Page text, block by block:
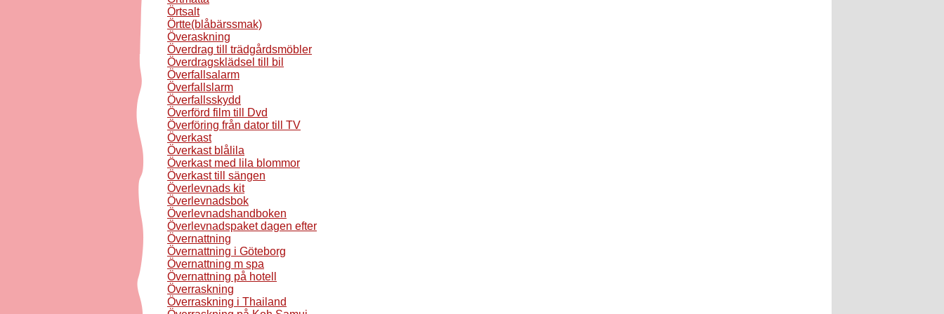
Örtsalt
Örtte(blåbärssmak)
Överaskning
Överdrag till trädgårdsmöbler
Överdragsklädsel till bil
Överfallsalarm
Överfallslarm
Överfallsskydd
Överförd film till Dvd
Överföring från dator till TV
Överkast
Överkast blålila
Överkast med lila blommor
Överkast till sängen
Överlevnads kit
Överlevnadsbok
Överlevnadshandboken
Överlevnadspaket dagen efter
Övernattning
Övernattning i Göteborg
Övernattning m spa
Övernattning på hotell
Överraskning
Överraskning i Thailand